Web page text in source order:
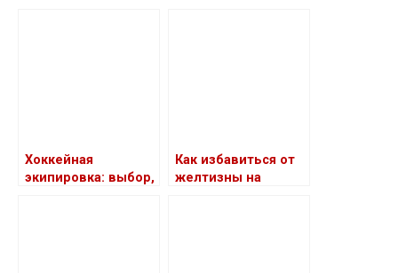
Хоккейная
экипировка: выбор,
Как избавиться от
желтизны на